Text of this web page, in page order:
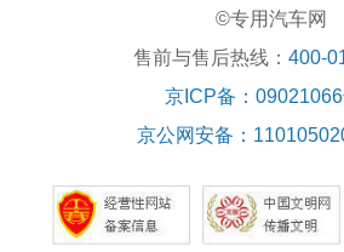
©专用汽车网
售前与售后热线： 400-
京ICP备：
京公网安备：